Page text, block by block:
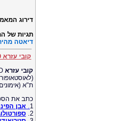
דירוג
תגיות של
דיאטה
קובי עזרא Ph.D יעקב מומחה לרפואה נטורופטית
קובי עזרא
ת"א
כתב את
1 אבן
2.